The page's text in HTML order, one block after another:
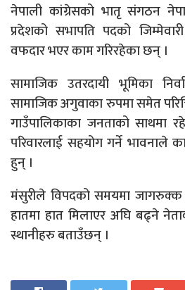
नेपाली कांग्रेसको भातृ संगठन
प्रदेशको सभापति पदको
वफदार भएर काम गरिरहेका छन् ।
सामाजिक उतरदायी भूमिका
सामाजिक अगुवाका रुपमा समेत
गाउँपालिकाका जनताको साथमा
परिवारलाई सहयोग गर्ने भावनाले
हुन् ।
मंसुरीले विपदको समयमा
हातमा हात मिलाएर अघि बढ्ने
स्थानीहरु बताउँछन् ।